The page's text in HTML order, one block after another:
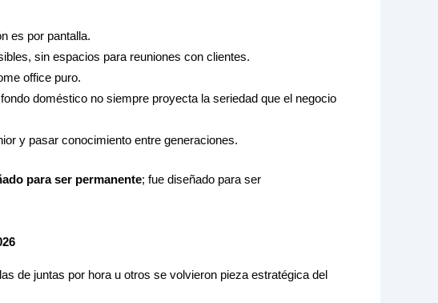
es por pantalla.
sin espacios para reuniones con clientes.
office puro.
doméstico no siempre proyecta la seriedad que el negocio
y pasar conocimiento entre generaciones.
para ser permanente; fue diseñado para ser
de juntas por hora u otros se volvieron pieza estratégica del